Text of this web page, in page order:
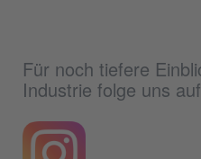
Für noch tiefere
Industrie folge uns